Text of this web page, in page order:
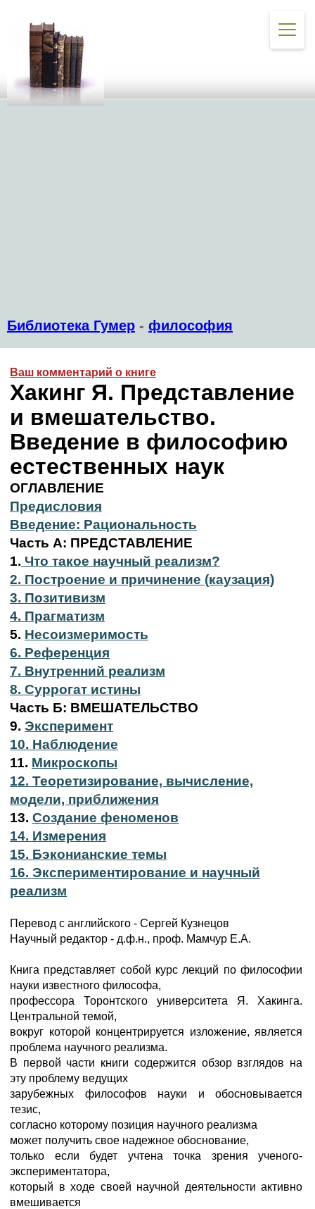
Библиотека Гумер - философия
Ваш комментарий о книге
Хакинг Я. Представление
и вмешательство.
Введение в философию
естественных наук
ОГЛАВЛЕНИЕ
Предисловия
Введение: Рациональность
Часть А: ПРЕДСТАВЛЕНИЕ
1. Что такое научный реализм?
2. Построение и причинение (каузация)
3. Позитивизм
4. Прагматизм
5. Несоизмеримость
6. Референция
7. Внутренний реализм
8. Суррогат истины
Часть Б: ВМЕШАТЕЛЬСТВО
9. Эксперимент
10. Наблюдение
11. Микроскопы
12. Теоретизирование, вычисление,
модели, приближения
13. Создание феноменов
14. Измерения
15. Бэконианские темы
16. Экспериментирование и научный
реализм
Перевод с английского - Сергей Кузнецов
Научный редактор - д.ф.н., проф. Мамчур Е.А.
Книга представляет собой курс лекций по философии
науки известного философа,
профессора Торонтского университета Я. Хакинга.
Центральной темой,
вокруг которой концентрируется изложение, является
проблема научного реализма.
В первой части книги содержится обзор взглядов на
эту проблему ведущих
зарубежных философов науки и обосновывается
тезис,
согласно которому позиция научного реализма
может получить свое надежное обоснование,
только если будет учтена точка зрения ученого-
экспериментатора,
который в ходе своей научной деятельности активно
вмешивается